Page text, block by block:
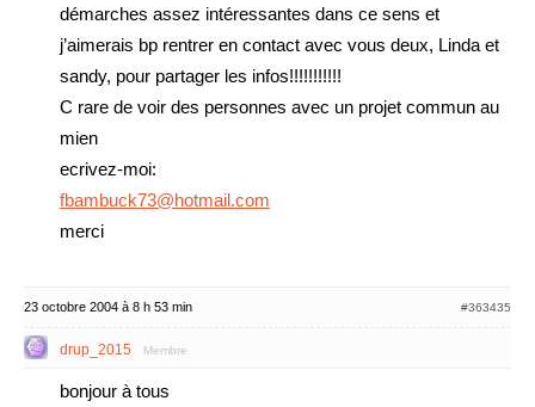
démarches assez intéressantes dans ce sens et
j’aimerais bp rentrer en contact avec vous deux, Linda et
sandy, pour partager les infos!!!!!!!!!!!
C rare de voir des personnes avec un projet commun au
mien
ecrivez-moi:
fbambuck73@hotmail.com
merci
23 octobre 2004 à 8 h 53 min #363435
drup_2015 Membre
bonjour à tous